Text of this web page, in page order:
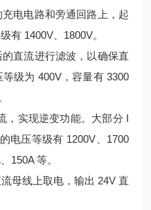
充电电路和旁通回路上，起
有 1400V、1800V。
直流进行滤波，以确保直
级为 400V，容量有 3300
，实现逆变功能。大部分 I
电压等级有 1200V、1700
150A 等。
流母线上取电，输出 24V 直